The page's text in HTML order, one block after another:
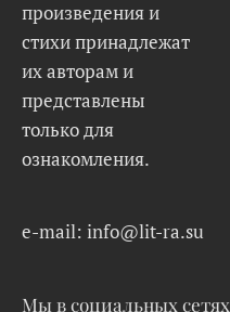
произведения и
стихи принадлежат
их авторам и
представлены
только для
ознакомления.
e-mail: info@lit-ra.su
Мы в социальных сетях